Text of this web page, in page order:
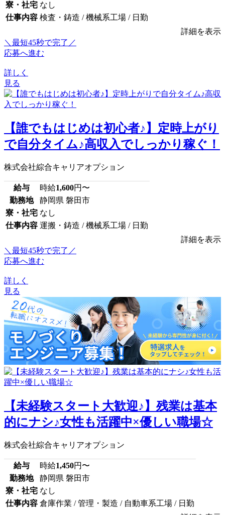
寮・社宅 なし
仕事内容 検査・鋳造 / 機械系工場 / 日勤
詳細を表示
＼最短45秒で完了／
応募へ進む
詳しく
見る
【誰でもはじめは初心者♪】定時上がり
で自分タイム♪高収入でしっかり稼ぐ！
株式会社綜合キャリアオプション
給与 時給1,600円〜
勤務地
静岡県 磐田市
寮・社宅 なし
仕事内容 運搬・鋳造 / 機械系工場 / 日勤
詳細を表示
＼最短45秒で完了／
応募へ進む
詳しく
見る
【未経験スタート大歓迎♪】残業は基本
的にナシ♪女性も活躍中×優しい職場☆
株式会社綜合キャリアオプション
給与 時給1,450円〜
勤務地
静岡県 磐田市
寮・社宅 なし
仕事内容 倉庫作業 / 管理・製造 / 自動車系工場 / 日勤